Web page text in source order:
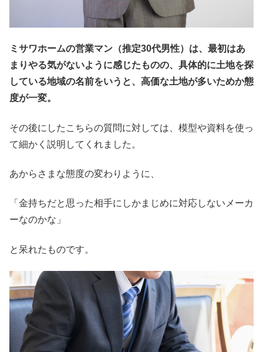
ミサワホームの営業マン（推定30代男性）は、最初はあ
まりやる気がないように感じたものの、具体的に土地を探
している地域の名前をいうと、高価な土地が多いためか態
度が一変。
その後にしたこちらの質問に対しては、模型や資料を使っ
て細かく説明してくれました。
あからさまな態度の変わりように、
「金持ちだと思った相手にしかまじめに対応しないメーカ
ーなのかな」
と呆れたものです。